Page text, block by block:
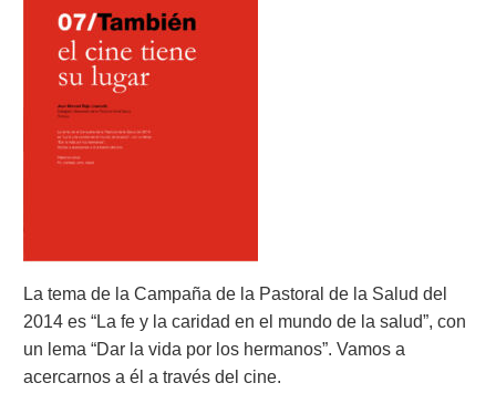
La tema de la Campaña de la Pastoral de la Salud del
2014 es “La fe y la caridad en el mundo de la salud”, con
un lema “Dar la vida por los hermanos”. Vamos a
acercarnos a él a través del cine.